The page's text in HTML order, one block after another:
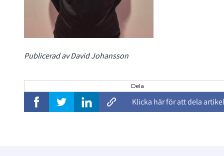
Publicerad av David Johansson
Dela
Klicka här för att dela